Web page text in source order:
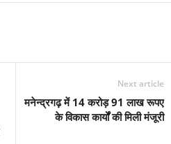
Next article
मनेन्द्रगढ़ में 14 करोड़ 91 लाख रूपए
के विकास कार्यों की मिली मंजूरी